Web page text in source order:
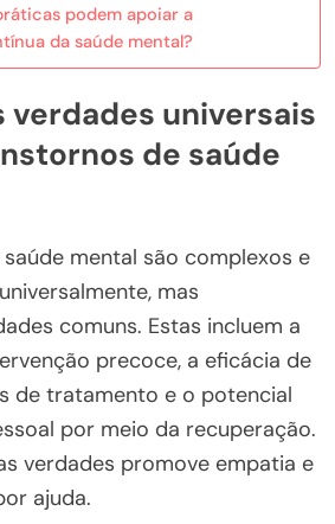
podem apoiar a
da saúde mental?
verdades universais
de saúde
mental são complexos e
mas
comuns. Estas incluem a
precoce, a eficácia de
de tratamento e o potencial
por meio da recuperação.
verdades promove empatia e
ajuda.